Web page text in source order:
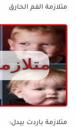
متلازمة الفم الحارق
متلازمة باردت بيدل: